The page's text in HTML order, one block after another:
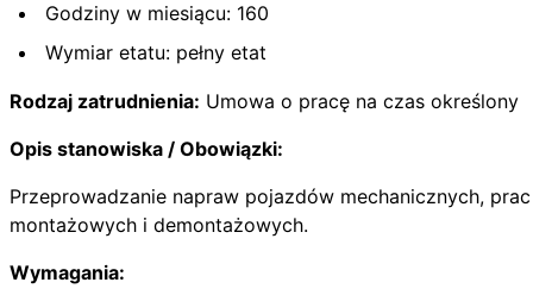
Godziny w miesiącu: 160
Wymiar etatu: pełny etat
Rodzaj zatrudnienia: Umowa o pracę na czas określony
Opis stanowiska / Obowiązki:
Przeprowadzanie napraw pojazdów mechanicznych, prac
montażowych i demontażowych.
Wymagania: